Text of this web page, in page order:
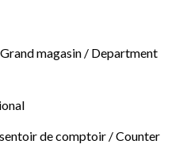
magasin / Department
de comptoir / Counter